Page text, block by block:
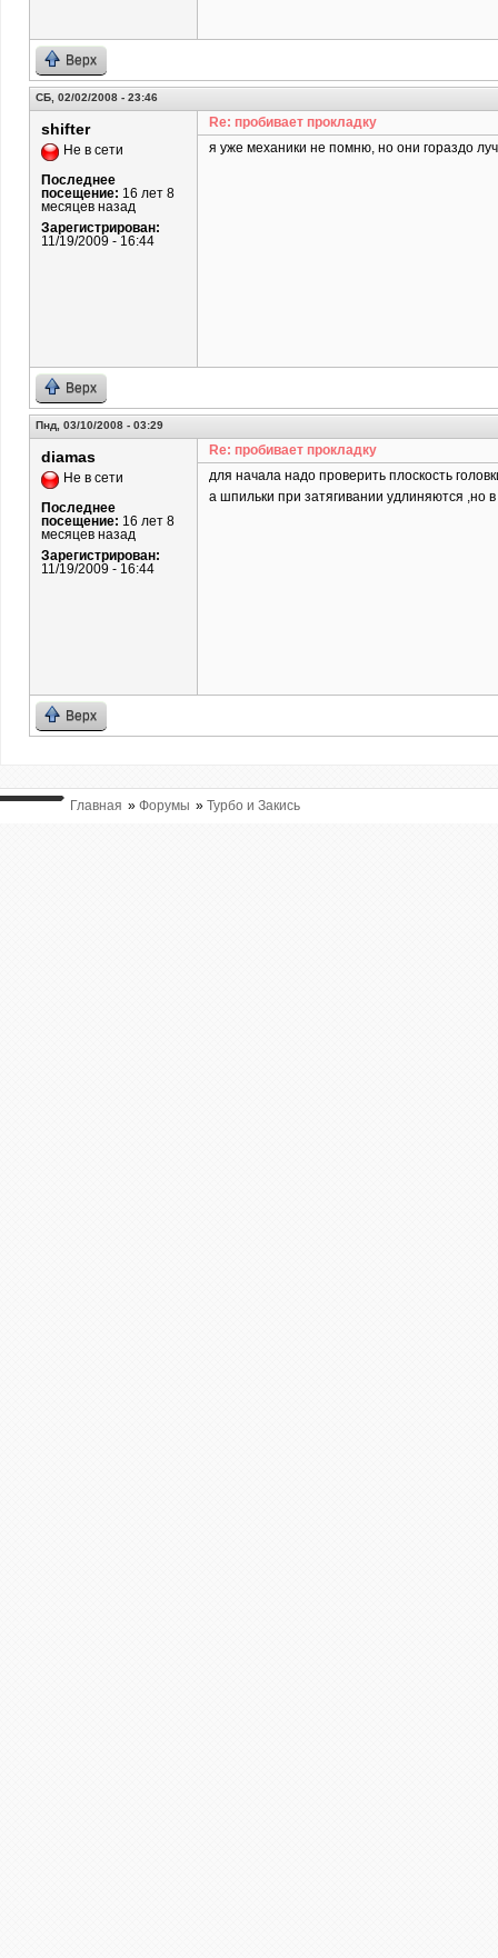
Верх
СБ, 02/02/2008 - 23:46
shifter
Не в сети
Последнее
посещение: 16 лет 8
месяцев назад
Зарегистрирован:
11/19/2009 - 16:44
Re: пробивает прокладку
я уже механики не помню, но они гораздо
Верх
Пнд, 03/10/2008 - 03:29
diamas
Не в сети
Последнее
посещение: 16 лет 8
месяцев назад
Зарегистрирован:
11/19/2009 - 16:44
Re: пробивает прокладку
для начала надо проверить плоскость
а шпильки при затягивании удлиняются ,но
Верх
Главная » Форумы » Турбо и Закись